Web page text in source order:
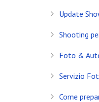
Update
Shooting
Foto &
Servizio
Come